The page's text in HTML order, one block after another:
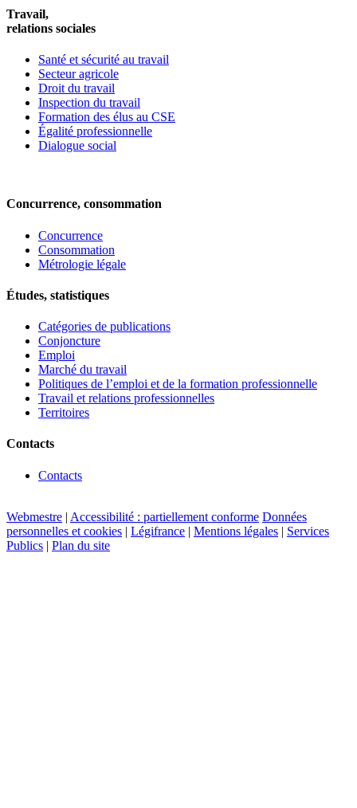
Travail,
relations sociales
Santé et sécurité au travail
Secteur agricole
Droit du travail
Inspection du travail
Formation des élus au CSE
Égalité professionnelle
Dialogue social
Concurrence, consommation
Concurrence
Consommation
Métrologie légale
Études, statistiques
Catégories de publications
Conjoncture
Emploi
Marché du travail
Politiques de l’emploi et de la formation professionnelle
Travail et relations professionnelles
Territoires
Contacts
Contacts
Webmestre | Accessibilité : partiellement conforme Données
personnelles et cookies | Légifrance | Mentions légales | Services
Publics | Plan du site